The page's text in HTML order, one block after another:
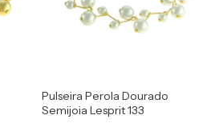
Pulseira Perola Dourado
Semijoia Lesprit 133